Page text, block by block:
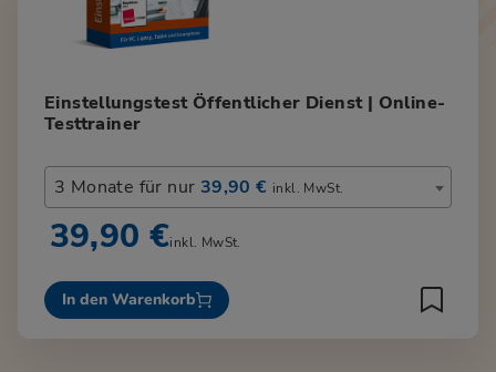
Einstellungstest Öffentlicher Dienst | Online-
Testtrainer
3 Monate für nur 39,90 € inkl. MwSt.
39,90 €inkl. MwSt.
In den Warenkorb